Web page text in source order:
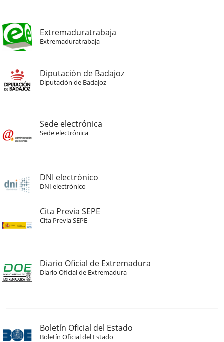
Extremaduratrabaja
Extremaduratrabaja
Diputación de Badajoz
Diputación de Badajoz
Sede electrónica
Sede electrónica
DNI electrónico
DNI electrónico
Cita Previa SEPE
Cita Previa SEPE
Diario Oficial de Extremadura
Diario Oficial de Extremadura
Boletín Oficial del Estado
Boletín Oficial del Estado